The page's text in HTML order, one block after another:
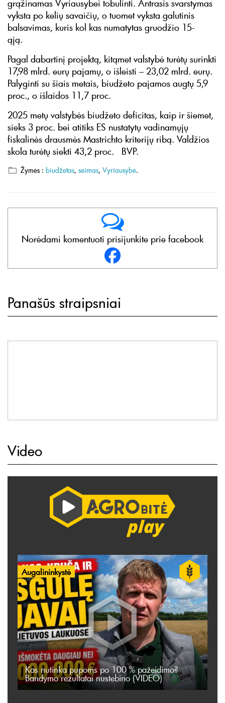
grąžinamas Vyriausybei tobulinti. Antrasis svarstymas
vyksta po kelių savaičių, o tuomet vyksta galutinis
balsavimas, kuris kol kas numatytas gruodžio 15-
ąją.
Pagal dabartinį projektą, kitąmet valstybė turėtų surinkti
17,98 mlrd. eurų pajamų, o išleisti – 23,02 mlrd. eurų.
Palyginti su šiais metais, biudžeto pajamos augtų 5,9
proc., o išlaidos 11,7 proc.
2025 metų valstybės biudžeto deficitas, kaip ir šiemet,
sieks 3 proc. bei atitiks ES nustatytų vadinamųjų
fiskalinės drausmės Mastrichto kriterijų ribą. Valdžios
skola turėtų siekti 43,2 proc. BVP.
Žymės : biudžetas, seimas, Vyriausybė.
Norėdami komentuoti prisijunkite prie facebook
Panašūs straipsniai
Video
Augalininkystė
Kas nutinka pupoms po 100 % pažeidimo?
Bandymo rezultatai nustebino (VIDEO)